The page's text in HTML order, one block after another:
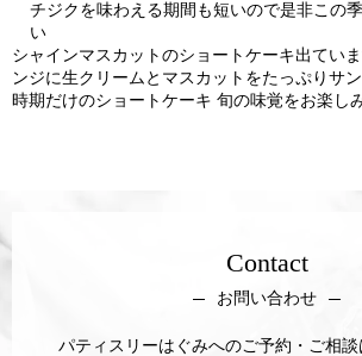
チジクを味わえる期間も短いので是非この
い
シャインマスカットのショートケーキ出てい
ンジに生クリームとマスカットをたっぷりサ
時期だけのショートケーキ 旬の味覚をお楽し
Contact
お問い合わせ
パティスリーはぐみへのご予約・ご相談